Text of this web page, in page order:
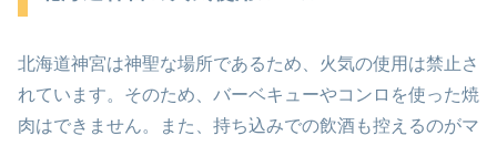
北海道神宮は神聖な場所であるため、火気の使用は禁止さ
れています。そのため、バーベキューやコンロを使った焼
肉はできません。また、持ち込みでの飲酒も控えるのがマ